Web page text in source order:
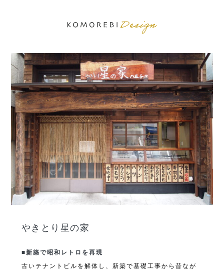
やきとり星の家
■新築で昭和レトロを再現
古いテナントビルを解体し、新築で基礎工事から昔なが